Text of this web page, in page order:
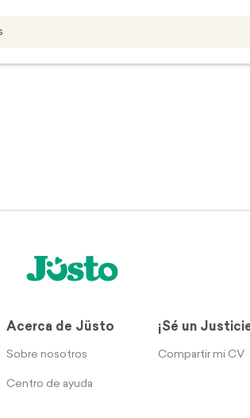
Acerca de Jüsto
Sobre nosotros
Centro de ayuda
¡Sé un
Compartir mi CV